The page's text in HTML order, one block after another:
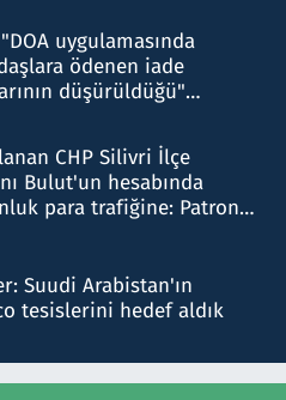
uygulamasında
ödenen iade
düşürüldüğü"
CHP Silivri İlçe
Bulut'un hesabında
para trafiğine: Patron
Suudi Arabistan'ın
tesislerini hedef aldık